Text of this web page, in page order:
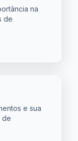
na
de
e sua
de